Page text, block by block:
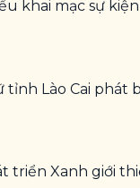
khai mạc sự
Lào Cai phát
triển Xanh giới